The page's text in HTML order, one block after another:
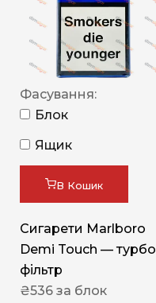
Фасування:
Блок
Ящик
В Кошик
Сигарети Marlboro
Demi Touch — турбо
фільтр
₴536 за блок